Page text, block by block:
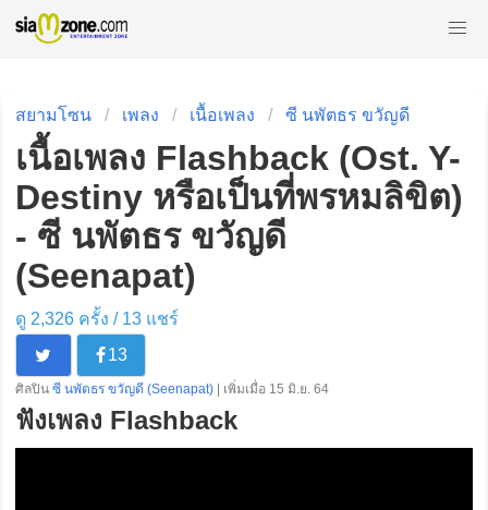
สยามโซน เพลง เนื้อเพลง ซี นพัตธร ขวัญดี
เนื้อเพลง Flashback (Ost. Y-
Destiny หรือเป็นที่พรหมลิขิต)
- ซี นพัตธร ขวัญดี
(Seenapat)
ดู 2,326 ครั้ง / 13แชร์
13
ศิลปิน ซี นพัตธร ขวัญดี (Seenapat) | เพิ่มเมื่อ 15 มิ.ย. 64
ฟังเพลง Flashback